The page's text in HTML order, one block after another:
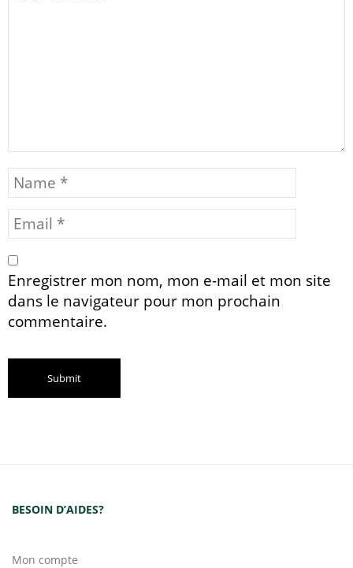
Enregistrer mon nom, mon e-mail et mon site
dans le navigateur pour mon prochain
commentaire.
BESOIN D’AIDES?
Mon compte